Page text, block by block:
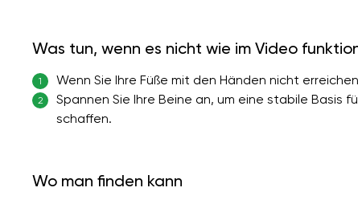
Was tun, wenn es nicht wie im Video
1 Wenn Sie Ihre Füße mit den Händen nicht
2
Spannen Sie Ihre Beine an, um eine stabile Basis
schaffen.
Wo man finden kann